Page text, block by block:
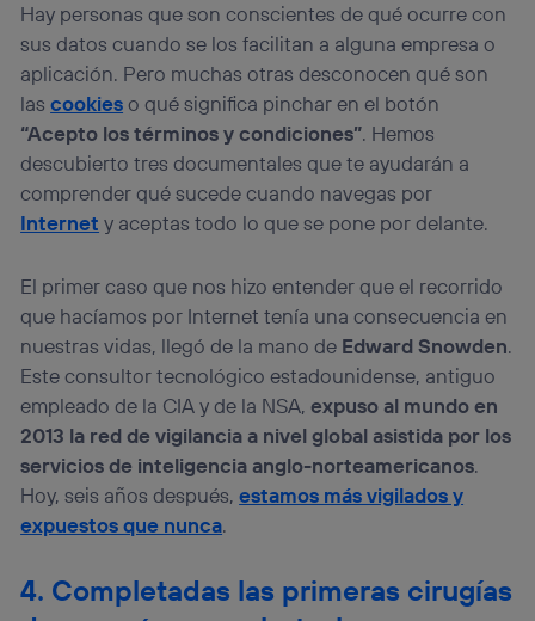
Hay personas que son conscientes de qué ocurre con
sus datos cuando se los facilitan a alguna empresa o
aplicación. Pero muchas otras desconocen qué son
lascookieso qué significa pinchar en el botón
“Acepto los términos y condiciones”. Hemos
descubierto tres documentales que te ayudarán a
comprender qué sucede cuando navegas por
Internet y aceptas todo lo que se pone por delante.
El primer caso que nos hizo entender que el recorrido
que hacíamos por Internet tenía una consecuencia en
nuestras vidas, llegó de la mano de Edward Snowden.
Este consultor tecnológico estadounidense, antiguo
empleado de la CIA y de la NSA,expuso al mundo en
2013 la red de vigilancia a nivel global asistida por los
servicios de inteligencia anglo-norteamericanos.
Hoy, seis años después,estamos más vigilados y
expuestos que nunca.
4. Completadas las primeras cirugías